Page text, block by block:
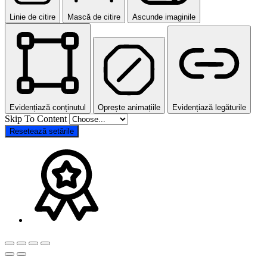
Linie de citire Mască de citire Ascunde imaginile
Evidențiază conținutul Oprește animațiile Evidențiază legăturile
Skip To Content
Resetează setările